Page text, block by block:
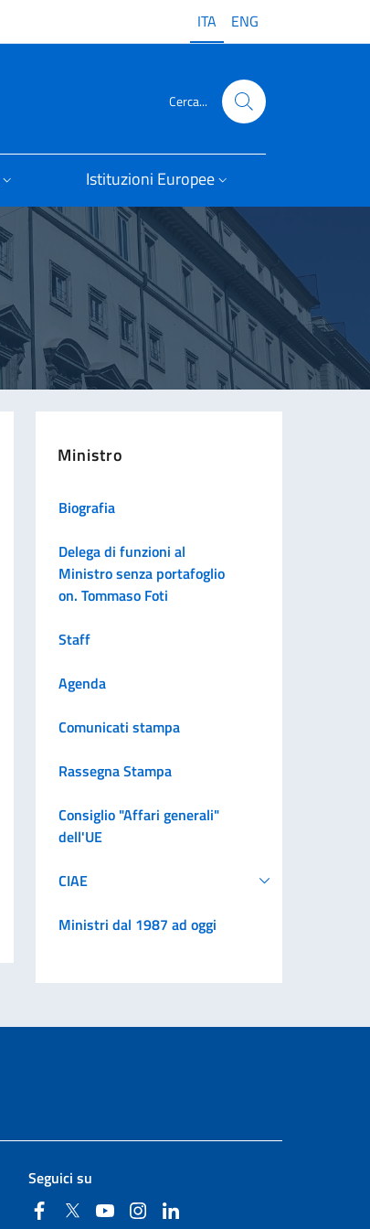
ITA ENG
Cerca...
Istituzioni Europee
Ministro
Biografia
Delega di funzioni al
Ministro senza portafoglio
on. Tommaso Foti
Staff
Agenda
Comunicati stampa
Rassegna Stampa
Consiglio "Affari generali"
dell'UE
CIAE
Ministri dal 1987 ad oggi
Seguici su
FacebookTwitterYouTubeInstagram